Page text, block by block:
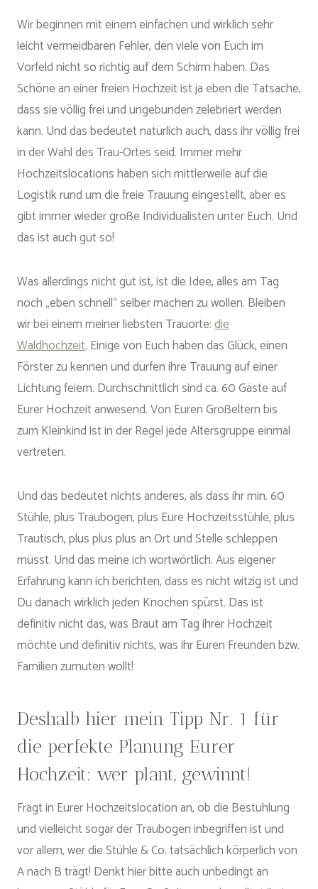
Wir beginnen mit einem einfachen und wirklich sehr
leicht vermeidbaren Fehler, den viele von Euch im
Vorfeld nicht so richtig auf dem Schirm haben. Das
Schöne an einer freien Hochzeit ist ja eben die Tatsache,
dass sie völlig frei und ungebunden zelebriert werden
kann. Und das bedeutet natürlich auch, dass ihr völlig frei
in der Wahl des Trau-Ortes seid. Immer mehr
Hochzeitslocations haben sich mittlerweile auf die
Logistik rund um die freie Trauung eingestellt, aber es
gibt immer wieder große Individualisten unter Euch. Und
das ist auch gut so!
Was allerdings nicht gut ist, ist die Idee, alles am Tag
noch „eben schnell“ selber machen zu wollen. Bleiben
wir bei einem meiner liebsten Trauorte:die
Waldhochzeit. Einige von Euch haben das Glück, einen
Förster zu kennen und dürfen ihre Trauung auf einer
Lichtung feiern. Durchschnittlich sind ca. 60 Gäste auf
Eurer Hochzeit anwesend. Von Euren Großeltern bis
zum Kleinkind ist in der Regel jede Altersgruppe einmal
vertreten.
Und das bedeutet nichts anderes, als dass ihr min. 60
Stühle, plus Traubogen, plus Eure Hochzeitsstühle, plus
Trautisch, plus plus plus an Ort und Stelle schleppen
müsst. Und das meine ich wortwörtlich. Aus eigener
Erfahrung kann ich berichten, dass es nicht witzig ist und
Du danach wirklich jeden Knochen spürst. Das ist
definitiv nicht das, was Braut am Tag ihrer Hochzeit
möchte und definitiv nichts, was ihr Euren Freunden bzw.
Familien zumuten wollt!
Deshalb hier mein Tipp Nr. 1 für
die perfekte Planung Eurer
Hochzeit: wer plant, gewinnt!
Fragt in Eurer Hochzeitslocation an, ob die Bestuhlung
und vielleicht sogar der Traubogen inbegriffen ist und
vor allem, wer die Stühle & Co. tatsächlich körperlich von
A nach B trägt! Denkt hier bitte auch unbedingt an